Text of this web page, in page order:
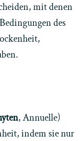
mit denen
des
, Annuelle)
indem sie nur